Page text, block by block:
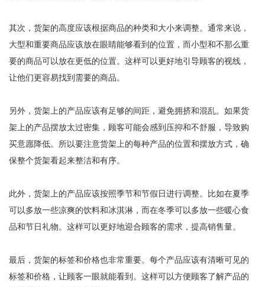
其次，货架的高度应该根据商品的种类和大小来调整。通常来说，
大型和重要商品应该放在眼睛能够看到的位置，而小型和不那么重
要的商品可以放在更低的位置。这样可以更好地引导顾客的视线，
让他们更容易找到需要的商品。
另外，货架上的产品应该有足够的间距，避免拥挤和混乱。如果货
架上的产品摆放太过密集，顾客可能会感到压抑和不舒服，导致购
买意愿降低。所以要注意货架上的每种产品的位置和摆放方式，确
保整个货架看起来整洁和有序。
此外，货架上的产品应该按照季节和节假日进行调整。比如在夏季
可以多放一些凉爽的饮料和冰淇淋，而在冬季可以多放一些暖心食
品和节日礼物。这样可以更好地迎合顾客的需求，提高销售量。
最后，货架的标签和价格也非常重要。每个产品应该有清晰可见的
标签和价格，让顾客一眼就能看到。这样可以方便顾客了解产品的